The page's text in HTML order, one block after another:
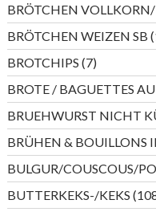
BRÖTCHEN
BRÖTCHEN WEIZEN SB
BROTCHIPS 77
Produkte
BROTE / BAGUETTES
BRUEHWURST NICHT
BRÜHEN & BOUILLONS
BULGUR/COUSCOUS/
BUTTERKEKS-/KEKS